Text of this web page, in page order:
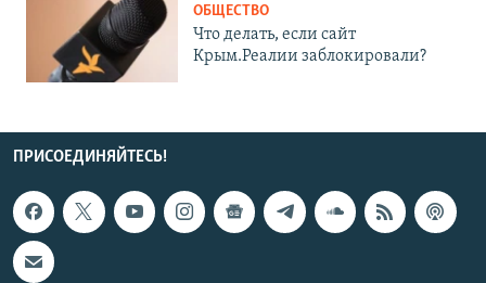
ОБЩЕСТВО
Что делать, если сайт
Крым.Реалии заблокировали?
ПРИСОЕДИНЯЙТЕСЬ!